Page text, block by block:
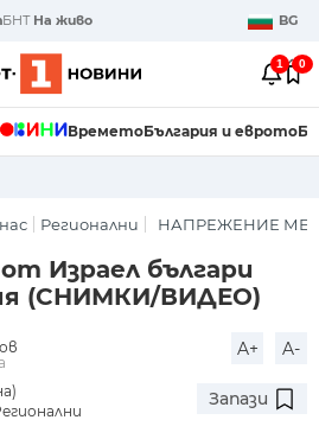
БНТ На живо BG
1 0
ВреметоБългария и еврото
Регионални НАПРЕЖЕНИЕ
Израел българи
(СНИМКИ/ВИДЕО)
A+ A-
Запази